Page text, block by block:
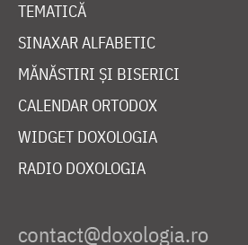
TEMATICĂ
SINAXAR ALFABETIC
MĂNĂSTIRI ȘI BISERICI
CALENDAR ORTODOX
WIDGET DOXOLOGIA
RADIO DOXOLOGIA